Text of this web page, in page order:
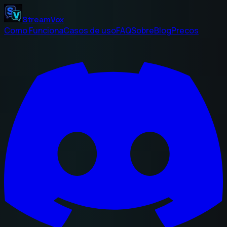
StreamVox
Como FuncionaCasos de usoFAQSobreBlogPrecos